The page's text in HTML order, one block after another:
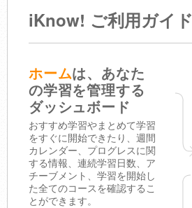
iKnow! ご利用ガイド
ホームは、あなた
の学習を管理する
ダッシュボード
おすすめ学習やまとめて学習
をすぐに開始できたり、週間
カレンダー、プログレスに関
する情報、連続学習日数、ア
チーブメント、学習を開始し
た全てのコースを確認するこ
とができます。